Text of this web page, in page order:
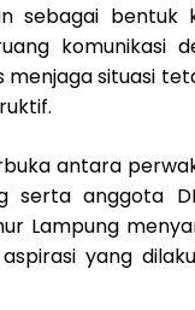
sebagai bentuk
komunikasi
menjaga situasi
antara
serta anggota
Lampung
yang